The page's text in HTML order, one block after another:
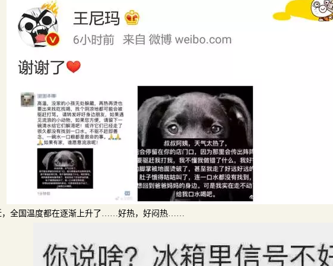
，全国温度都在逐渐上升了……好热，好闷热……